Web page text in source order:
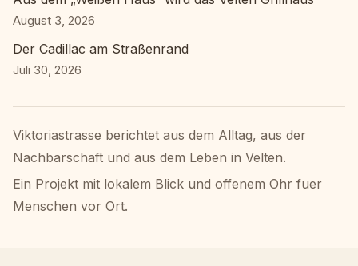
August 3, 2026
Der Cadillac am Straßenrand
Juli 30, 2026
Viktoriastrasse berichtet aus dem Alltag, aus der
Nachbarschaft und aus dem Leben in Velten.
Ein Projekt mit lokalem Blick und offenem Ohr fuer
Menschen vor Ort.